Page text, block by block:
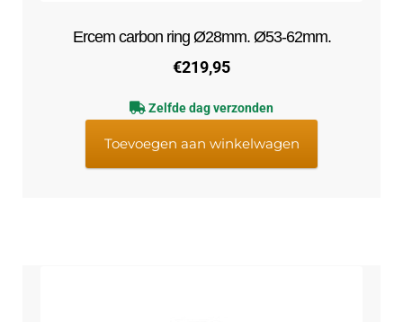
Ercem carbon ring Ø28mm. Ø53-62mm.
€219,95
Zelfde dag verzonden
Toevoegen aan winkelwagen